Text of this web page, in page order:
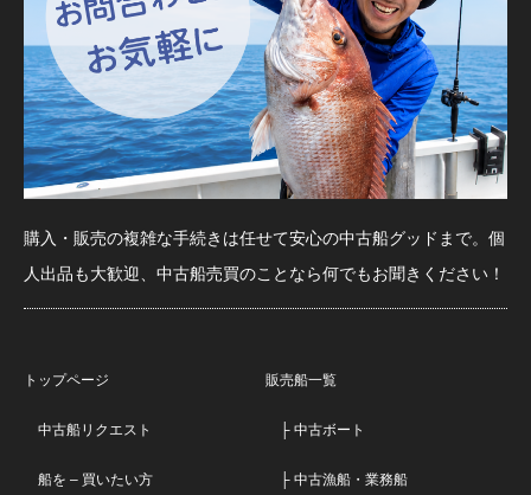
購入・販売の複雑な手続きは任せて安心の中古船グッドまで。個
人出品も大歓迎、中古船売買のことなら何でもお聞きください！
トップページ
中古船リクエスト
船を – 買いたい方
販売船一覧
├ 中古ボート
├ 中古漁船・業務船